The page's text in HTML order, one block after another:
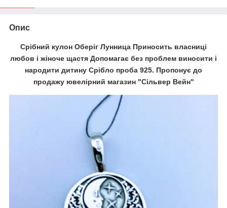
Опис
Срібний кулон Оберіг Лунница Приносить власниці
любов і жіноче щастя Допомагає без проблем виносити і
народити дитину Срібло проба 925. Пропонує до
продажу ювелірний магазин "Сільвер Вейн"